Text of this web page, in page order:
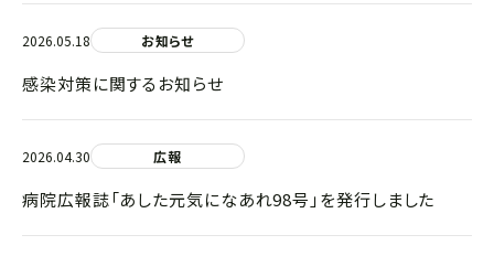
2026.05.18 お知らせ
感染対策に関するお知らせ
2026.04.30 広報
病院広報誌「あした元気になあれ98号」を発行しました